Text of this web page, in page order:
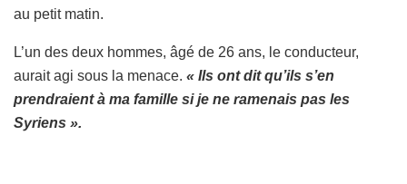
au petit matin.
L’un des deux hommes, âgé de 26 ans, le conducteur,
aurait agi sous la menace. « Ils ont dit qu’ils s’en
prendraient à ma famille si je ne ramenais pas les
Syriens ».